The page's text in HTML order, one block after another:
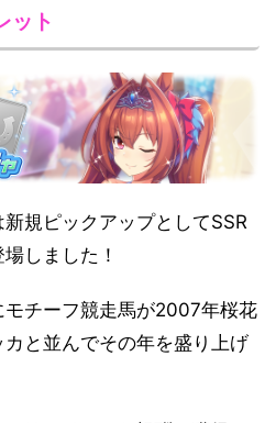
ット
規ピックアップとしてSSR
しました！
チーフ競走馬が2007年桜花
と並んでその年を盛り上げ